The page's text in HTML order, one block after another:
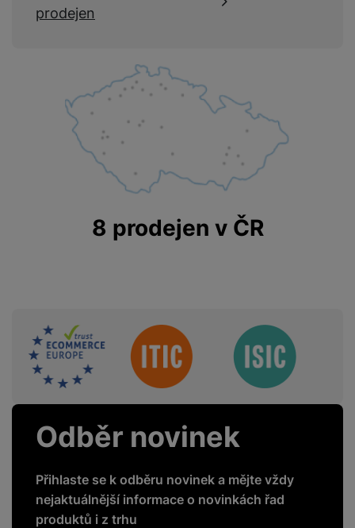
prodejen
8 prodejen v ČR
Sdružení
Odběr novinek
Přihlaste se k odběru novinek a mějte vždy
nejaktuálnější informace o novinkách řad
produktů i z trhu